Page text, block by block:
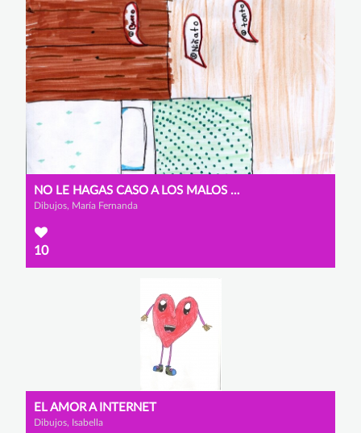
NO LE HAGAS CASO A LOS MALOS COMENTARIOS
Dibujos, María Fernanda
10
EL AMOR A INTERNET
Dibujos, Isabella